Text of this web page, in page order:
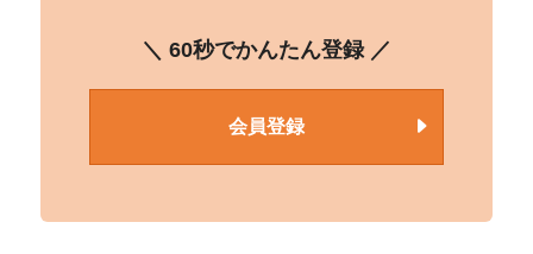
＼ 60秒でかんたん登録 ／
会員登録